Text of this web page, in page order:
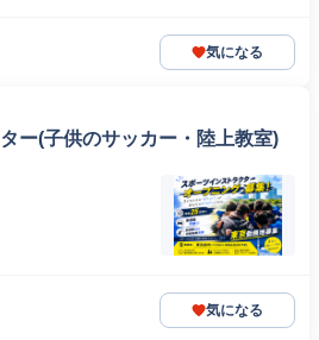
気になる
ー(子供のサッカー・陸上教室)
気になる